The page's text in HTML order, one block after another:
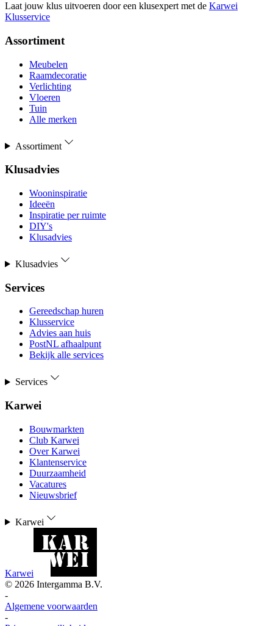
Laat jouw klus uitvoeren door een klusexpert met de Karwei
Klusservice
Assortiment
Meubelen
Raamdecoratie
Verlichting
Vloeren
Tuin
Alle merken
Assortiment
Klusadvies
Wooninspiratie
Ideeën
Inspiratie per ruimte
DIY's
Klusadvies
Klusadvies
Services
Gereedschap huren
Klusservice
Advies aan huis
PostNL afhaalpunt
Bekijk alle services
Services
Karwei
Bouwmarkten
Club Karwei
Over Karwei
Klantenservice
Duurzaamheid
Vacatures
Nieuwsbrief
Karwei
Karwei
© 2026 Intergamma B.V.
-
Algemene voorwaarden
-